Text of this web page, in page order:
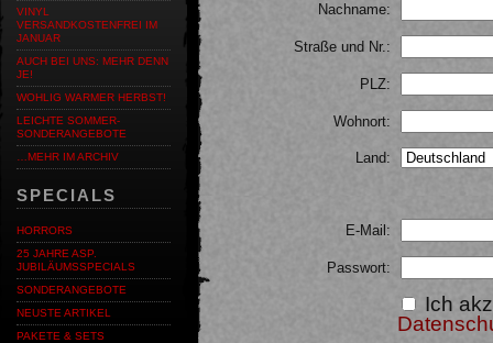
VINYL
VERSANDKOSTENFREI IM
JANUAR
AUCH BEI UNS: MEHR DENN
JE!
WOHLIG WARMER HERBST!
LEICHTE SOMMER-
SONDERANGEBOTE
…MEHR IM ARCHIV
SPECIALS
HORRORS
25 JAHRE ASP.
JUBILÄUMSSPECIALS
SONDERANGEBOTE
NEUSTE ARTIKEL
PAKETE & SETS
Nachname:
Straße und Nr.:
PLZ:
Wohnort:
Land:
E-Mail:
Passwort:
Ich